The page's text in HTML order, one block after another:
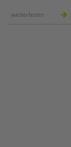
Seminarräume
weiterlesen
zeichen